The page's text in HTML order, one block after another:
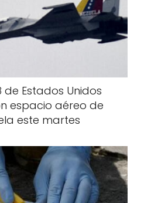
de Estados Unidos
espacio aéreo de
este martes